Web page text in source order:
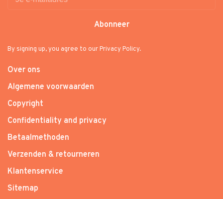
Abonneer
By signing up, you agree to our Privacy Policy.
Over ons
Algemene voorwaarden
Copyright
Confidentiality and privacy
Betaalmethoden
Verzenden & retourneren
Klantenservice
Sitemap